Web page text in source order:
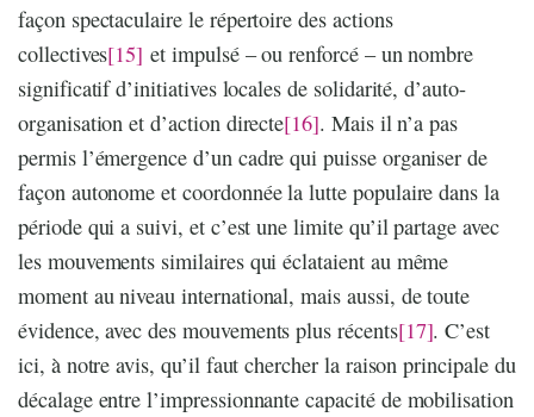
façon spectaculaire le répertoire des actions
collectives[15] et impulsé – ou renforcé – un nombre
significatif d’initiatives locales de solidarité, d’auto-
organisation et d’action directe[16]. Mais il n’a pas
permis l’émergence d’un cadre qui puisse organiser de
façon autonome et coordonnée la lutte populaire dans la
période qui a suivi, et c’est une limite qu’il partage avec
les mouvements similaires qui éclataient au même
moment au niveau international, mais aussi, de toute
évidence, avec des mouvements plus récents[17]. C’est
ici, à notre avis, qu’il faut chercher la raison principale du
décalage entre l’impressionnante capacité de mobilisation